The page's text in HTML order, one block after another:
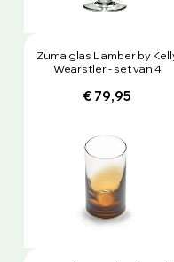
Zuma glas L amber by
Wearstler - set van 4
€ 79,95